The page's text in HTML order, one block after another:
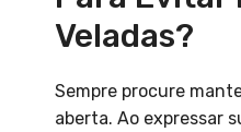
Veladas?
Sempre procure
aberta. Ao expressar